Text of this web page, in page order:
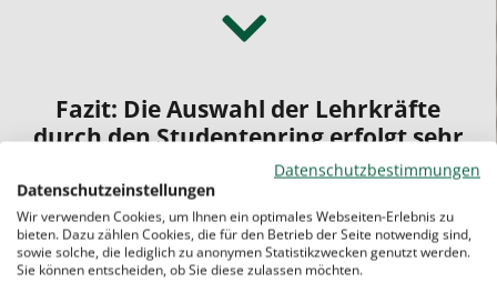
Fazit: Die Auswahl der Lehrkräfte
durch den Studentenring erfolgt sehr
gewissenhaft.
Sie möchten sich einen ersten
Datenschutzbestimmungen
Datenschutzeinstellungen
Wir verwenden Cookies, um Ihnen ein optimales Webseiten-Erlebnis zu
bieten. Dazu zählen Cookies, die für den Betrieb der Seite notwendig sind,
sowie solche, die lediglich zu anonymen Statistikzwecken genutzt werden.
Sie können entscheiden, ob Sie diese zulassen möchten.